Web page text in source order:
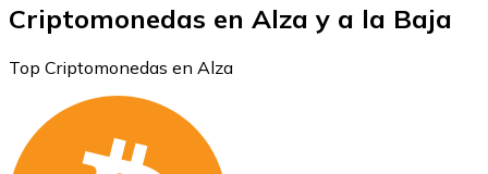
Criptomonedas en Alza y a la Baja
Top Criptomonedas en Alza